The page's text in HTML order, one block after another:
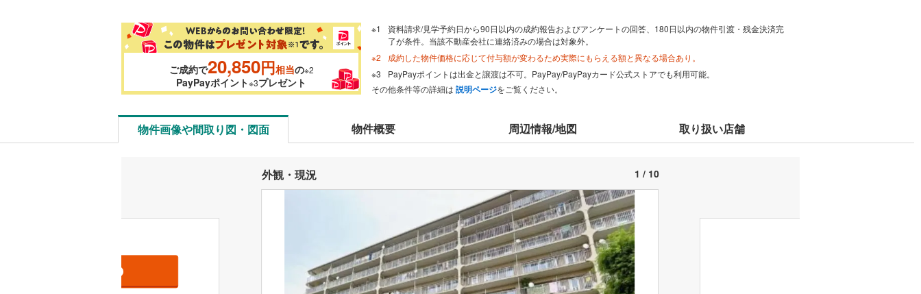
ご成約で20,850円相当の※2
PayPayポイント※3プレゼント
資料請求/見学予約日から90日以内の成約報告およびアンケートの回答、180日以内の物件引渡・残金決済完
了が条件。当該不動産会社に連絡済みの場合は対象外。
成約した物件価格に応じて付与額が変わるため実際にもらえる額と異なる場合あり。
PayPayポイントは出金と譲渡は不可。PayPay/PayPayカード公式ストアでも利用可能。
その他条件等の詳細は 説明ページをご覧ください。
物件画像や間取り図・図面 物件概要 周辺情報/地図 取り扱い店舗
外観・現況 1 / 10